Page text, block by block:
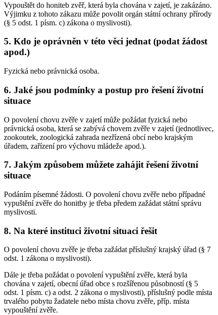
Vypouštět do honiteb zvěř, která byla chována v zajetí, je zakázáno.
Výjimku z tohoto zákazu může povolit orgán státní ochrany přírody
(§ 5 odst. 1 písm. c) zákona o myslivosti).
5. Kdo je oprávněn v této věci jednat (podat žádost
apod.)
Fyzická nebo právnická osoba.
6. Jaké jsou podmínky a postup pro řešení životní
situace
O povolení chovu zvěře v zajetí může požádat fyzická nebo
právnická osoba, která se zabývá chovem zvěře v zajetí (jednotlivec,
zookoutek, zoologická zahrada nezřízená obcí nebo krajským
úřadem, zařízení pro výchovu mládeže apod.).
7. Jakým způsobem můžete zahájit řešení životní
situace
Podáním písemné žádosti. O povolení chovu zvěře nebo případné
vypuštění zvěře do honitby je třeba předem zažádat státní správu
myslivosti.
8. Na které instituci životní situaci řešit
O povolení chovu zvěře je třeba zažádat příslušný krajský úřad (§ 7
odst. 1 zákona o myslivosti).
Dále je třeba požádat o povolení vypuštění zvěře, která byla
chována v zajetí, obecní úřad obce s rozšířenou působností (§ 5
odst. 1 písm. c) a odst. 2 zákona o myslivosti), příslušný podle místa
trvalého pobytu žadatele nebo místa chovu zvěře, příp. místa
vypouštění zvěře.